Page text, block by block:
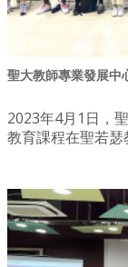
聖大教師專業發展中
2023年4月1日，
教育課程在聖若瑟